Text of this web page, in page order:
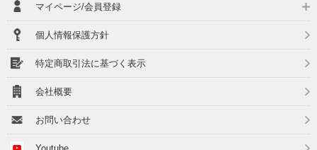
マイページ/会員登録
個人情報保護方針
特定商取引法に基づく表示
会社概要
お問い合わせ